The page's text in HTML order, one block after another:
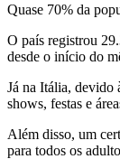
Quase 70% da
O país registrou
desde o início do
Já na Itália, devido
shows, festas e
Além disso, um
para todos os